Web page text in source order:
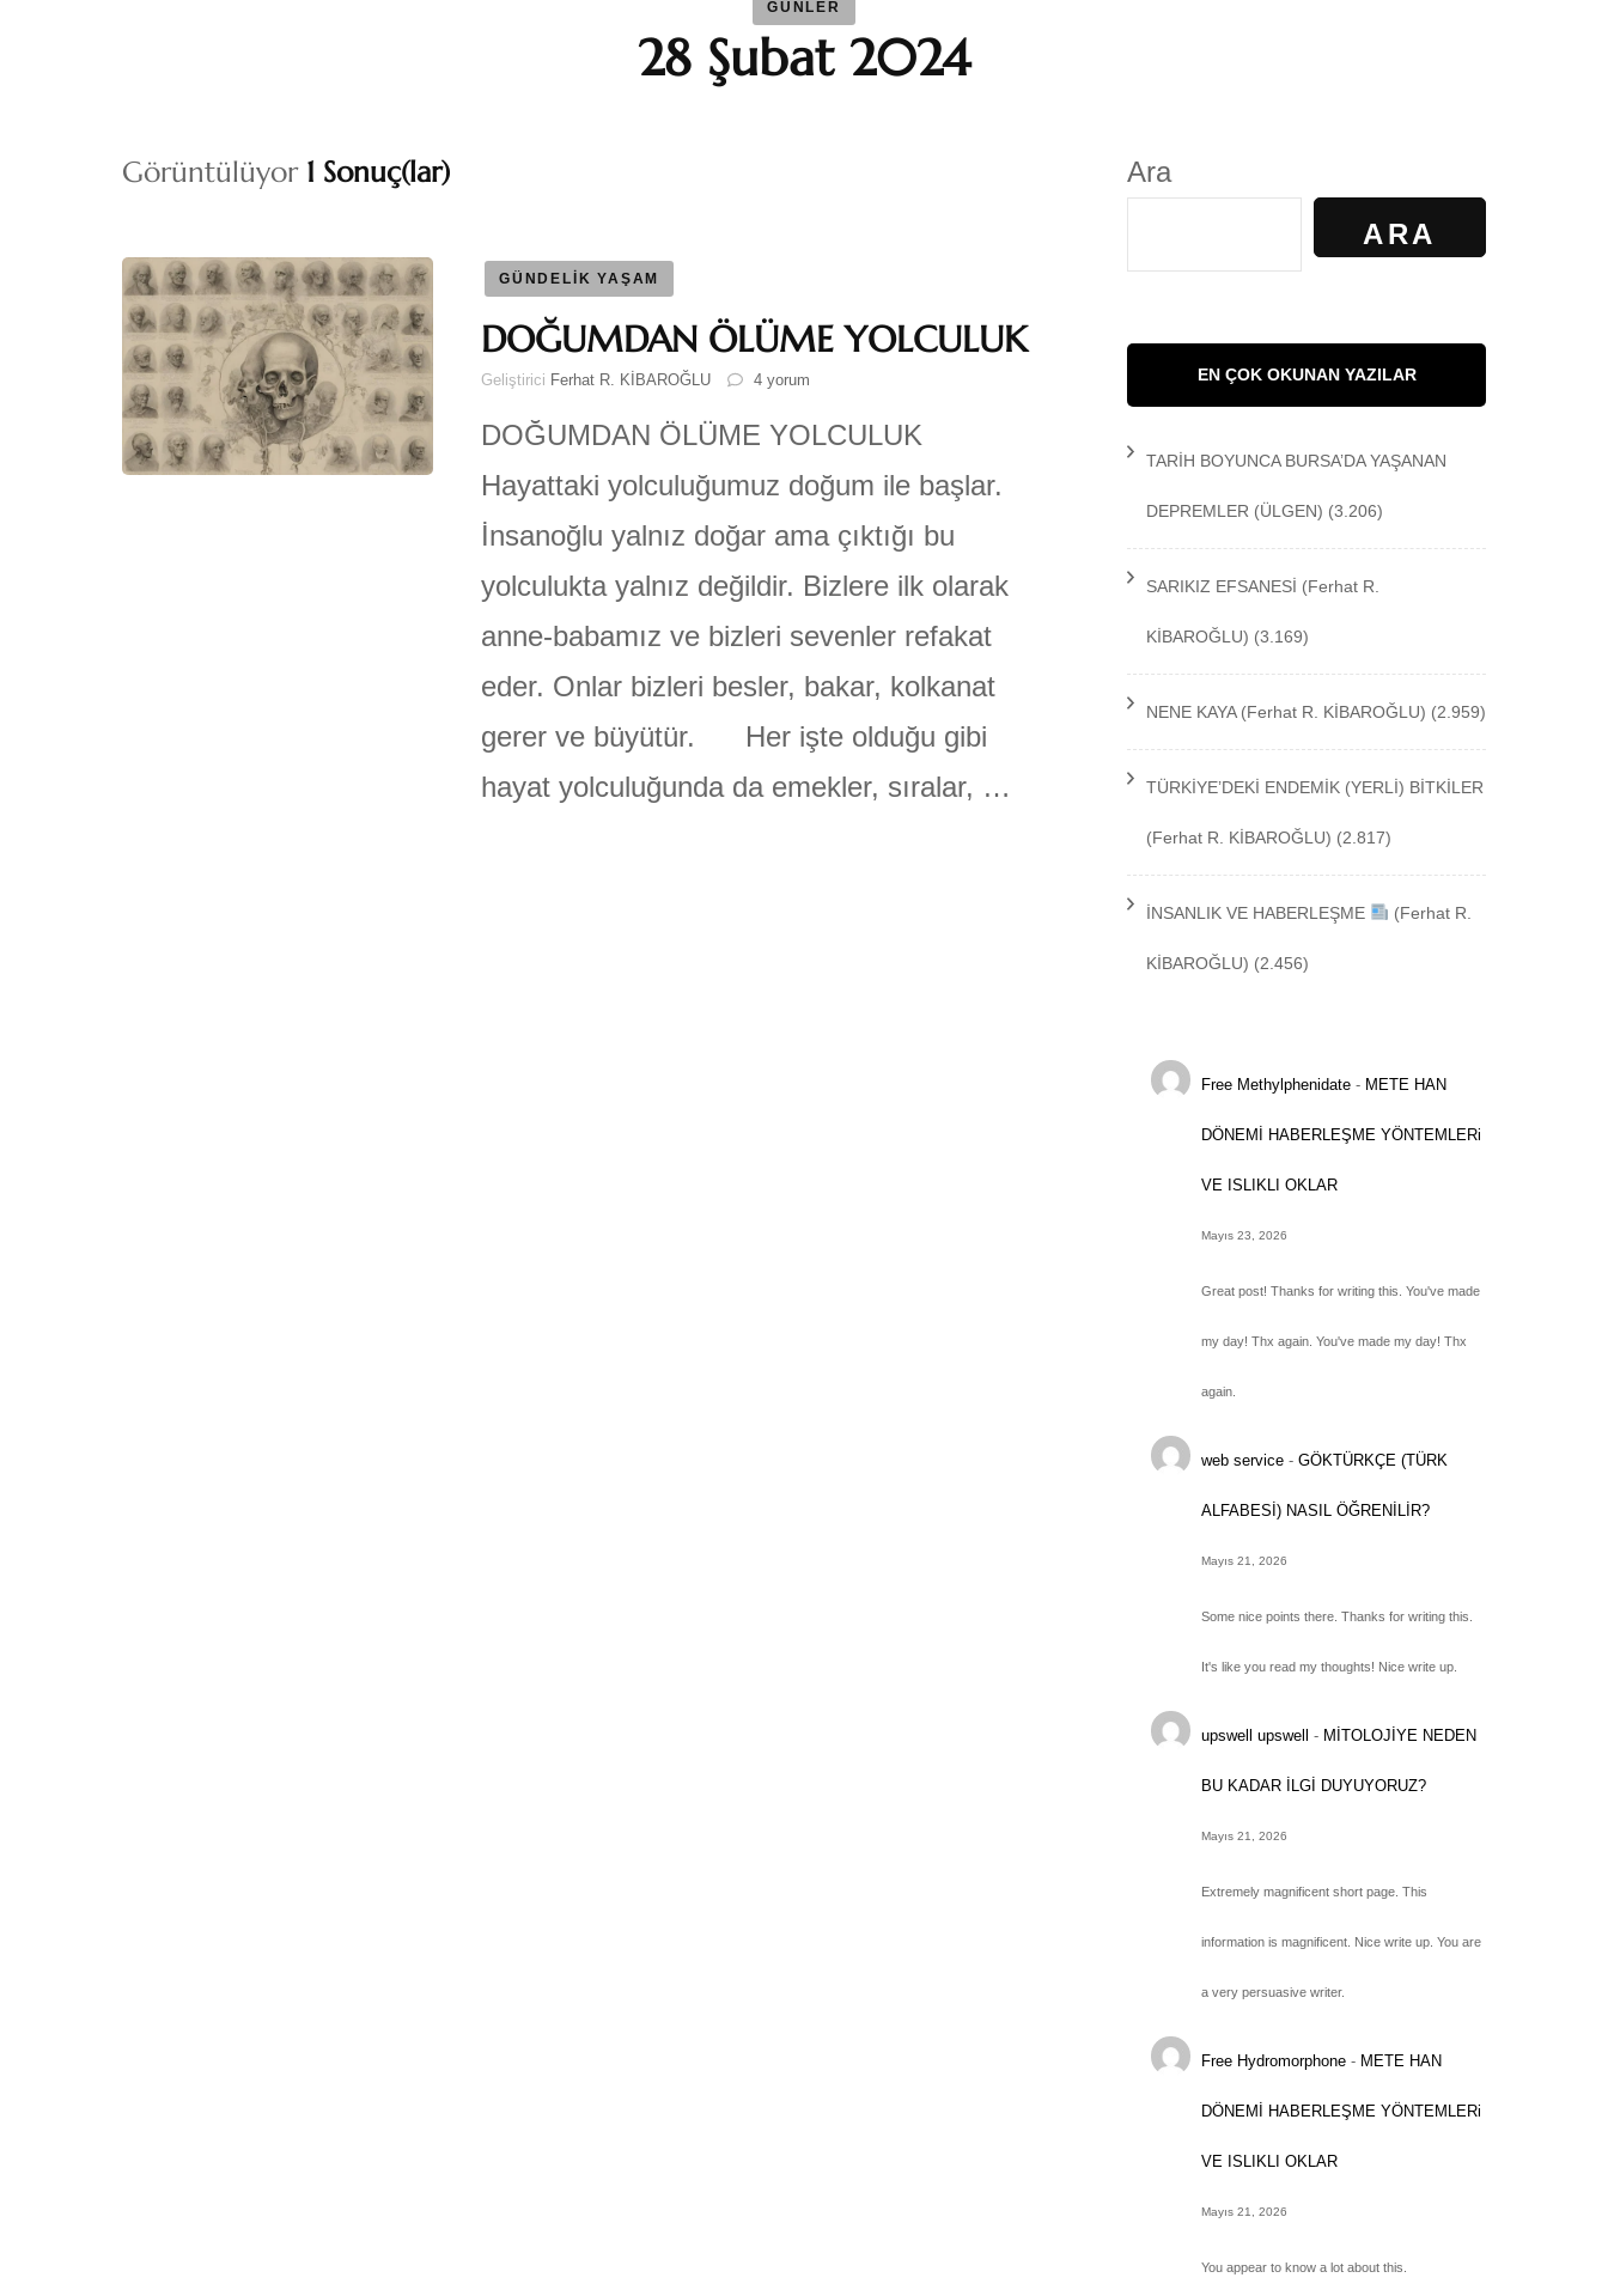
Ferhat R. KİBAROĞLU
GEZGİN KEDİ
SANAT
SAĞLIK
SOSYOLOJİ
GÜNLER
28 Şubat 2024
Görüntülüyor 1 Sonuç(lar)
GÜNDELİK YAŞAM
DOĞUMDAN ÖLÜME YOLCULUK
Geliştirici Ferhat R. KİBAROĞLU
DOĞUMDAN
YOLCULUK
için
4 yorum
DOĞUMDAN ÖLÜME YOLCULUK
Hayattaki yolculuğumuz doğum ile başlar.
İnsanoğlu yalnız doğar ama çıktığı bu
yolculukta yalnız değildir. Bizlere ilk olarak
anne-babamız ve bizleri sevenler refakat
eder. Onlar bizleri besler, bakar, kolkanat
gerer ve büyütür. Her işte olduğu gibi
hayat yolculuğunda da emekler, sıralar, …
Ara
ARA
EN ÇOK OKUNAN YAZILAR
TARİH BOYUNCA BURSA’DA YAŞANAN
DEPREMLER (ÜLGEN) (3.206)
SARIKIZ EFSANESİ (Ferhat R.
KİBAROĞLU) (3.169)
NENE KAYA (Ferhat R. KİBAROĞLU) (2.959)
TÜRKİYE’DEKİ ENDEMİK (YERLİ) BİTKİLER
(Ferhat R. KİBAROĞLU) (2.817)
İNSANLIK VE HABERLEŞME (Ferhat R.
KİBAROĞLU) (2.456)
Free Methylphenidate - METE HAN
DÖNEMİ HABERLEŞME YÖNTEMLERi
VE ISLIKLI OKLAR
Mayıs 23, 2026
Great post! Thanks for writing this. You've made
my day! Thx again. You've made my day! Thx
again.
web service -GÖKTÜRKÇE (TÜRK
ALFABESİ) NASIL ÖĞRENİLİR?
Mayıs 21, 2026
Some nice points there. Thanks for writing this.
It's like you read my thoughts! Nice write up.
upswell upswell - MİTOLOJİYE NEDEN
BU KADAR İLGİ DUYUYORUZ?
Mayıs 21, 2026
Extremely magnificent short page. This
information is magnificent. Nice write up. You are
a very persuasive writer.
Free Hydromorphone - METE HAN
DÖNEMİ HABERLEŞME YÖNTEMLERi
VE ISLIKLI OKLAR
Mayıs 21, 2026
You appear to know a lot about this.